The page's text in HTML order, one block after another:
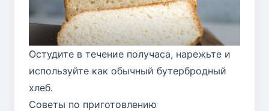
Остудите в течение получаса, нарежьте и
используйте как обычный бутербродный
хлеб.
Советы по приготовлению